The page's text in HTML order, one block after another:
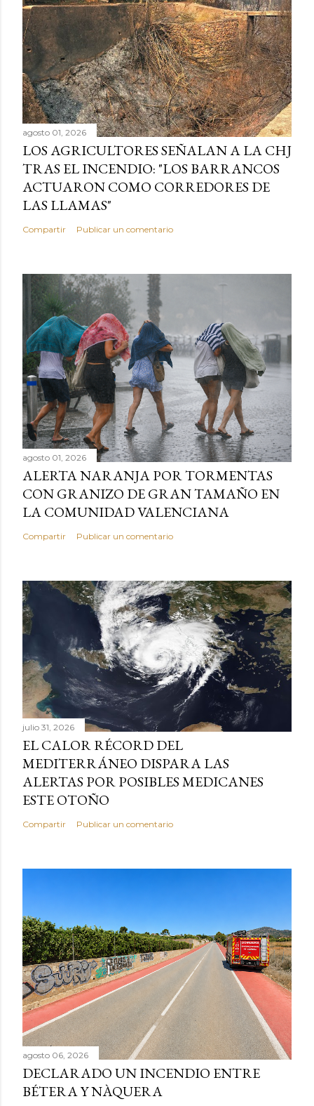
agosto 01, 2026
LOS AGRICULTORES SEÑALAN A LA CHJ
TRAS EL INCENDIO: "LOS BARRANCOS
ACTUARON COMO CORREDORES DE
LAS LLAMAS"
Compartir Publicar un comentario
agosto 01, 2026
ALERTA NARANJA POR TORMENTAS
CON GRANIZO DE GRAN TAMAÑO EN
LA COMUNIDAD VALENCIANA
Compartir Publicar un comentario
julio 31, 2026
EL CALOR RÉCORD DEL
MEDITERRÁNEO DISPARA LAS
ALERTAS POR POSIBLES MEDICANES
ESTE OTOÑO
Compartir Publicar un comentario
agosto 06, 2026
DECLARADO UN INCENDIO ENTRE
BÉTERA Y NÀQUERA